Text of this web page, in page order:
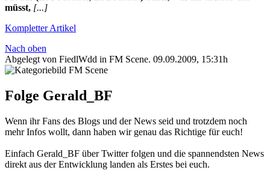
müsst, [...]
Kompletter Artikel
Nach oben
Abgelegt von FiedlWdd in FM Scene. 09.09.2009, 15:31h
Folge Gerald_BF
Wenn ihr Fans des Blogs und der News seid und trotzdem noch
mehr Infos wollt, dann haben wir genau das Richtige für euch!
Einfach Gerald_BF über Twitter folgen und die spannendsten News
direkt aus der Entwicklung landen als Erstes bei euch.